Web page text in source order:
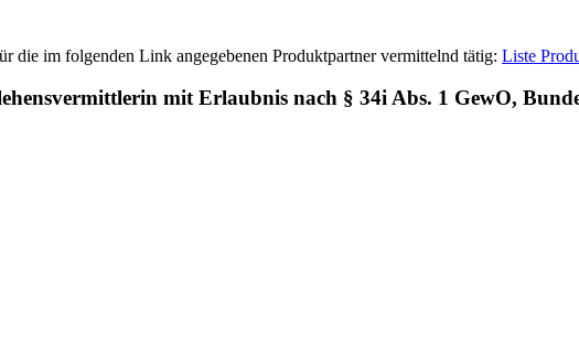
im folgenden Link angegebenen Produktpartner vermittelnd tätig: Liste
mit Erlaubnis nach § 34i Abs. 1 GewO,